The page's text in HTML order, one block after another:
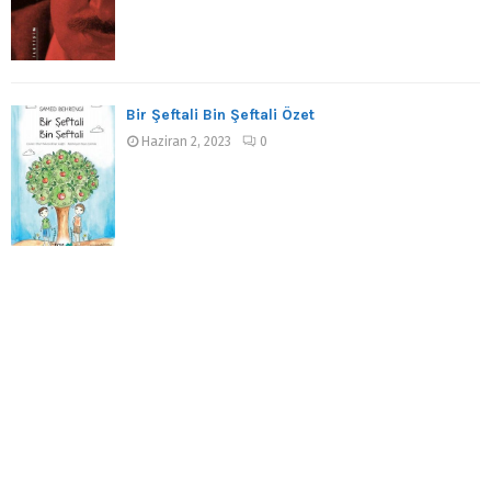
Bir Şeftali Bin Şeftali Özet
Haziran 2, 2023 0